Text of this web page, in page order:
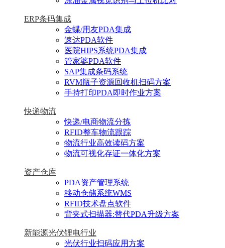
ERP条码集成
金蝶/用友PDA集成
速达PDA软件
医院HIPS系统PDA集成
管家婆PDA软件
SAP集成条码系统
RVM瓶子资源回收机扫码方案
手持打印PDA即时作业方案
快递物流
快递/电商物流分拣
RFID整车物流跟踪
物流行业高效读码方案
物流可视化存证一体化方案
资产仓库
PDA资产管理系统
移动仓储系统WMS
RFID技术盘点软件
背夹式扫描器:替代PDA升级方案
新能源光伏锂电行业
光伏行业扫码应用方案